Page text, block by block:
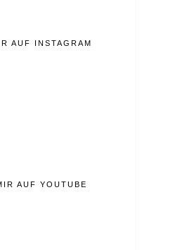
AUF INSTAGRAM
AUF YOUTUBE